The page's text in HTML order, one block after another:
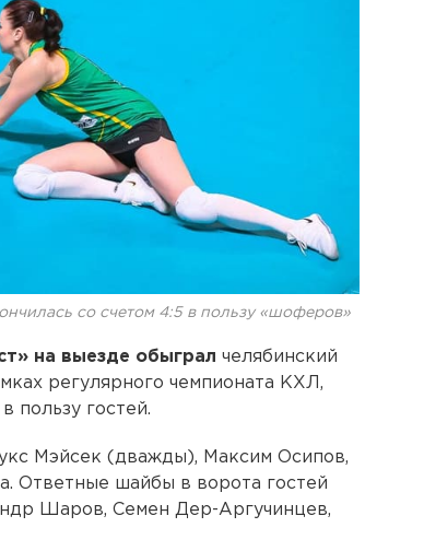
со счетом 4:5 в пользу «шоферов»
на выезде обыграл челябинский
регулярного чемпионата КХЛ,
пользу гостей.
Мэйсек (дважды), Максим Осипов,
Ответные шайбы в ворота гостей
Шаров, Семен Дер-Аргучинцев,